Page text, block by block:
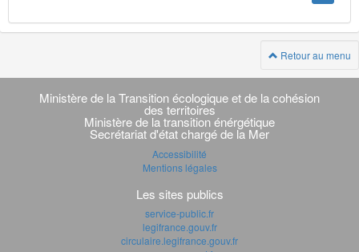
Retour au menu
Navigation
transverse
Ministère de la Transition écologique et de la cohésion
des territoires
Ministère de la transition énérgétique
Secrétariat d'état chargé de la Mer
Accessibilité
Mentions légales
Les sites publics
service-public.fr
legifrance.gouv.fr
circulaire.legifrance.gouv.fr